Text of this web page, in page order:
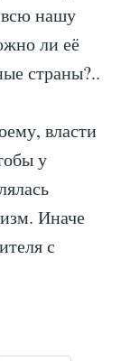
всю нашу
ли её
страны?..
власти
у
Иначе
с